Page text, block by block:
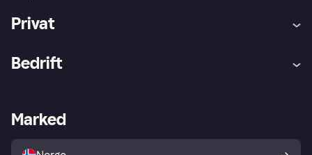
Privat
Utforsk butikker
Bedrift
Merchant portal
Marked